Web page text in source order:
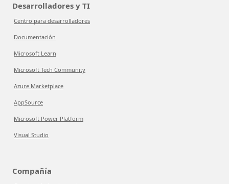
Desarrolladores y TI
Centro para desarrolladores
Documentación
Microsoft Learn
Microsoft Tech Community
Azure Marketplace
AppSource
Microsoft Power Platform
Visual Studio
Compañía